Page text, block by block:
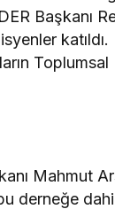
Başkanı
katıldı.
Toplumsal
Mahmut
derneğe